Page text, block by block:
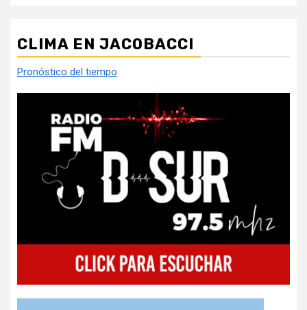
CLIMA EN JACOBACCI
Pronóstico del tiempo